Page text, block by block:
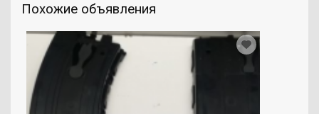
Похожие объявления